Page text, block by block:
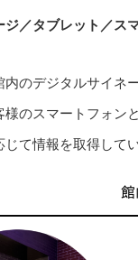
ジ／タブレット／ス
のデジタルサイネ
様のスマートフォン
て情報を取得して